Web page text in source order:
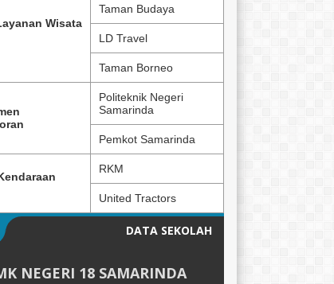
Wisata
Taman Budaya
LD Travel
Taman Borneo
Politeknik Negeri
Samarinda
Pemkot Samarinda
RKM
United Tractors
DATA SEKOLAH
NEGERI 18 SAMARINDA